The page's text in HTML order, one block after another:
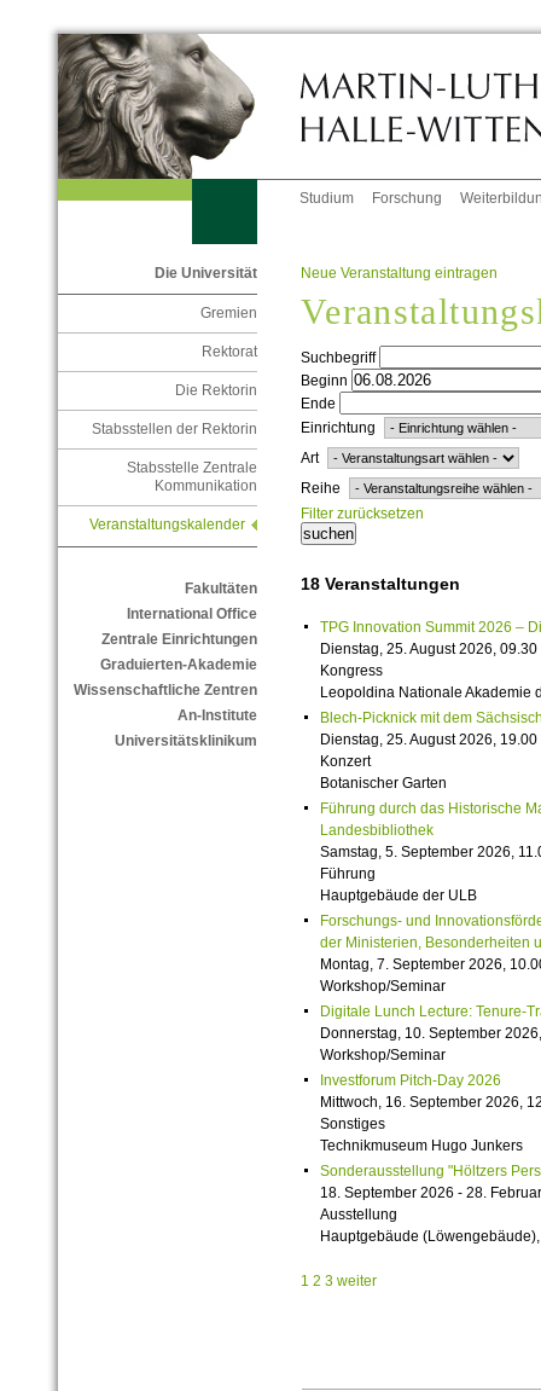
Studium Forschung
Die Universität
Gremien
Rektorat
Die Rektorin
Stabsstellen der Rektorin
Stabsstelle Zentrale
Kommunikation
Veranstaltungskalender
Fakultäten
International Office
Zentrale Einrichtungen
Graduierten-Akademie
Wissenschaftliche Zentren
An-Institute
Universitätsklinikum
Neue Veranstaltung eintragen
Suchbegriff
Beginn
Ende
Einrichtung
Art
Reihe
Filter zurücksetzen
18 Veranstaltungen
TPG Innovation Summit 2026 –
Dienstag, 25. August 2026,
Kongress
Leopoldina Nationale Akademie
Blech-Picknick mit dem
Dienstag, 25. August 2026,
Konzert
Botanischer Garten
Führung durch das Historische
Landesbibliothek
Samstag, 5. September 2026,
Führung
Hauptgebäude der ULB
Forschungs- und
der Ministerien, Besonderheiten
Montag, 7. September 2026,
Workshop/Seminar
Digitale Lunch Lecture: Tenure-
Donnerstag, 10. September
Workshop/Seminar
Investforum Pitch-Day 2026
Mittwoch, 16. September 2026,
Sonstiges
Technikmuseum Hugo Junkers
Sonderausstellung "Höltzers
18. September 2026 - 28.
Ausstellung
Hauptgebäude
1 2 3 weiter